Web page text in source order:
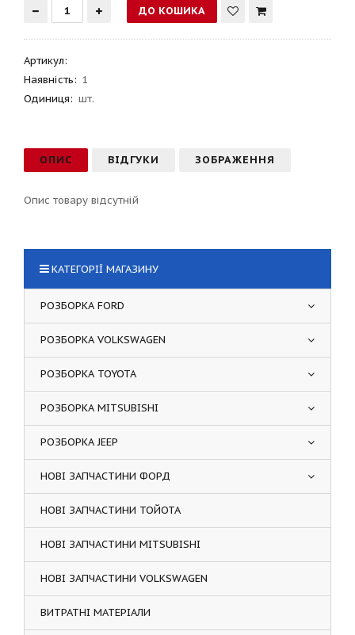
Артикул:
Наявність: 1
Одиниця: шт.
ОПИС ВІДГУКИ ЗОБРАЖЕННЯ
Опис товару відсутній
КАТЕГОРІЇ МАГАЗИНУ
РОЗБОРКА FORD
РОЗБОРКА VOLKSWAGEN
РОЗБОРКА TOYOTA
РОЗБОРКА MITSUBISHI
РОЗБОРКА JEEP
НОВІ ЗАПЧАСТИНИ ФОРД
НОВІ ЗАПЧАСТИНИ ТОЙОТА
НОВІ ЗАПЧАСТИНИ MITSUBISHI
НОВІ ЗАПЧАСТИНИ VOLKSWAGEN
ВИТРАТНІ МАТЕРІАЛИ